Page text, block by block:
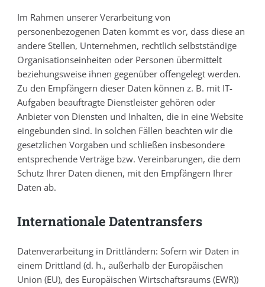
Im Rahmen unserer Verarbeitung von
personenbezogenen Daten kommt es vor, dass diese an
andere Stellen, Unternehmen, rechtlich selbstständige
Organisationseinheiten oder Personen übermittelt
beziehungsweise ihnen gegenüber offengelegt werden.
Zu den Empfängern dieser Daten können z. B. mit IT-
Aufgaben beauftragte Dienstleister gehören oder
Anbieter von Diensten und Inhalten, die in eine Website
eingebunden sind. In solchen Fällen beachten wir die
gesetzlichen Vorgaben und schließen insbesondere
entsprechende Verträge bzw. Vereinbarungen, die dem
Schutz Ihrer Daten dienen, mit den Empfängern Ihrer
Daten ab.
Internationale Datentransfers
Datenverarbeitung in Drittländern: Sofern wir Daten in
einem Drittland (d. h., außerhalb der Europäischen
Union (EU), des Europäischen Wirtschaftsraums (EWR))